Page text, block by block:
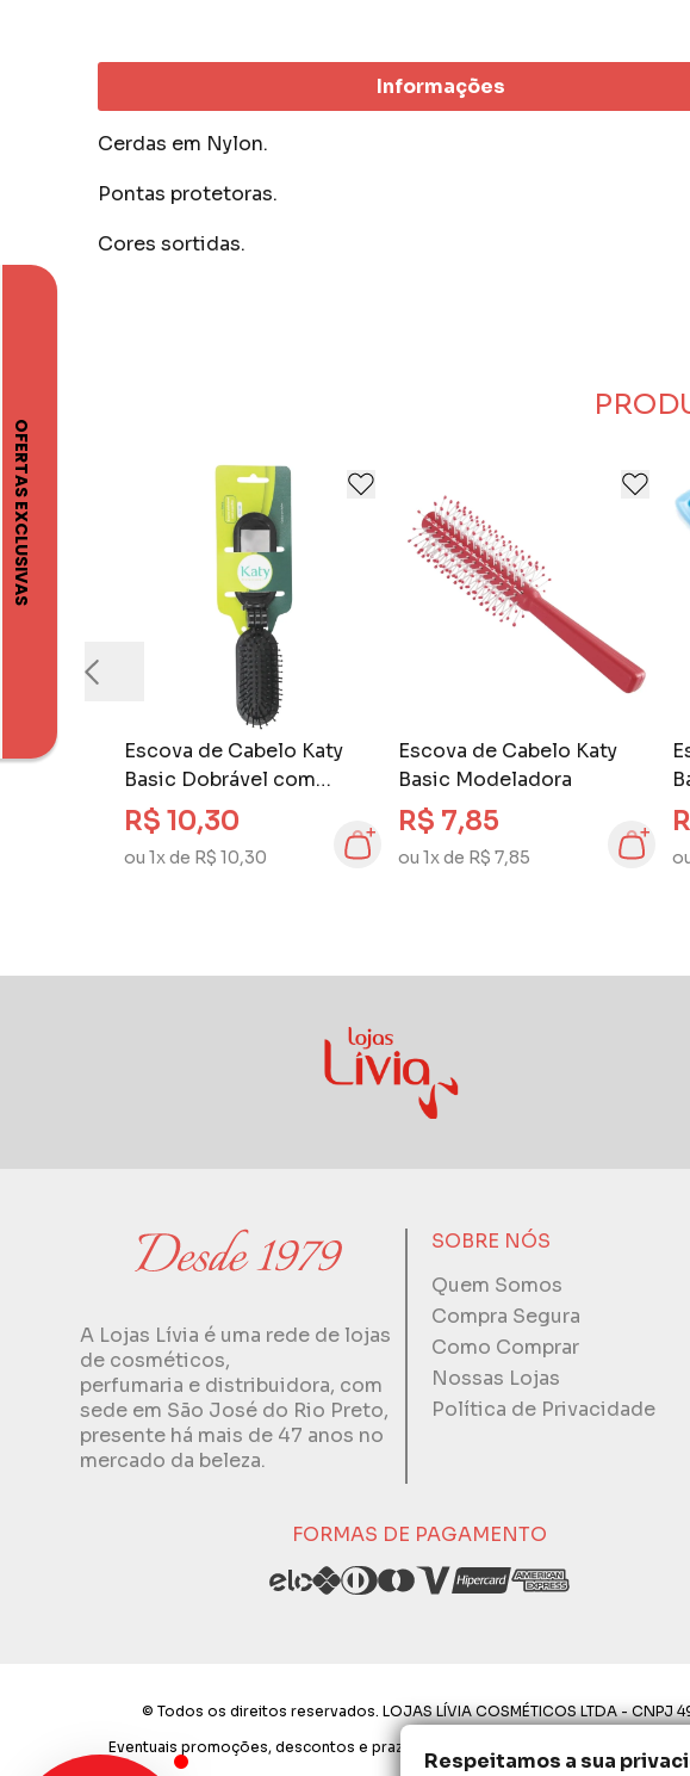
Respeitamos a sua
Informações
Cerdas em Nylon.
Pontas protetoras.
Cores sortidas.
Escova de Cabelo Katy
Basic Dobrável com
Espelho
R$ 10,30
ou 1x de R$ 10,30
Escova de Cabelo Katy
Basic Modeladora
R$ 7,85
ou 1x de R$ 7,85
A Lojas Lívia é uma rede de lojas
de cosméticos,
perfumaria e distribuidora, com
sede em São José do Rio Preto,
presente há mais de 47 anos no
mercado da beleza.
SOBRE NÓS
Quem Somos
Compra Segura
Como Comprar
Nossas Lojas
Política de Privacidade
FORMAS DE PAGAMENTO
© Todos os direitos reservados. LOJAS LÍVIA COSMÉTICOS LTDA -
Eventuais promoções, descontos e prazos de pagamento expostos aqui são
proibida a